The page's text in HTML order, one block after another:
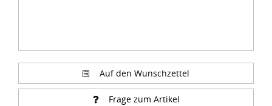
Auf den Wunschzettel
Frage zum Artikel